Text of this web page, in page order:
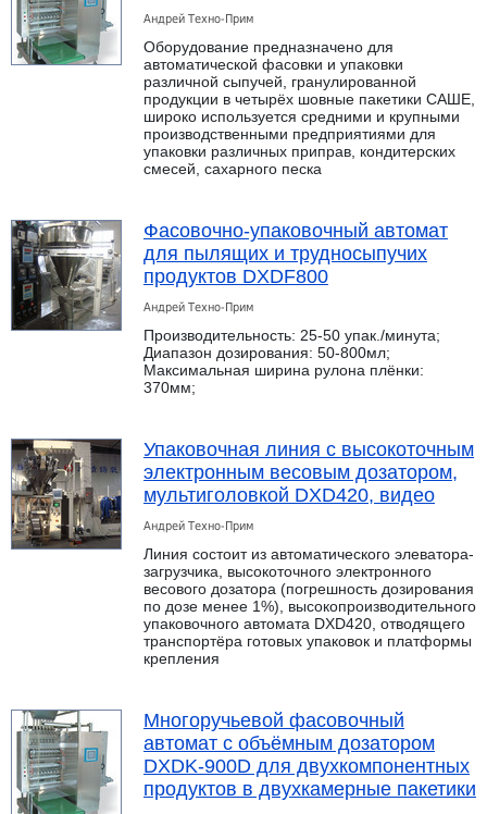
Андрей Техно-Прим
Оборудование предназначено для
автоматической фасовки и упаковки
различной сыпучей, гранулированной
продукции в четырёх шовные пакетики САШЕ,
широко используется средними и крупными
производственными предприятиями для
упаковки различных приправ, кондитерских
смесей, сахарного песка
Фасовочно-упаковочный автомат
для пылящих и трудносыпучих
продуктов DXDF800
Андрей Техно-Прим
Производительность: 25-50 упак./минута;
Диапазон дозирования: 50-800мл;
Максимальная ширина рулона плёнки:
370мм;
Упаковочная линия с высокоточным
электронным весовым дозатором,
мультиголовкой DXD420, видео
Андрей Техно-Прим
Линия состоит из автоматического элеватора-
загрузчика, высокоточного электронного
весового дозатора (погрешность дозирования
по дозе менее 1%), высокопроизводительного
упаковочного автомата DXD420, отводящего
транспортёра готовых упаковок и платформы
крепления
Многоручьевой фасовочный
автомат с объёмным дозатором
DXDK-900D для двухкомпонентных
продуктов в двухкамерные пакетики